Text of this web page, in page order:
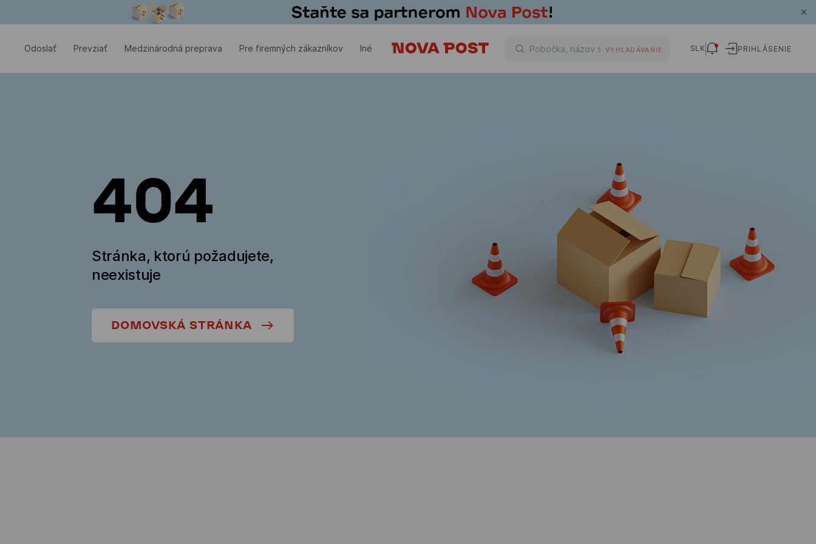
Odoslať Prevziať Medzinárodná preprava Pre firemných zákazníkov Iné VYHĽADÁVANIE SLK PRIHLÁSENIE
404
Stránka, ktorú požadujete,
neexistuje
DOMOVSKÁ STRÁNKA